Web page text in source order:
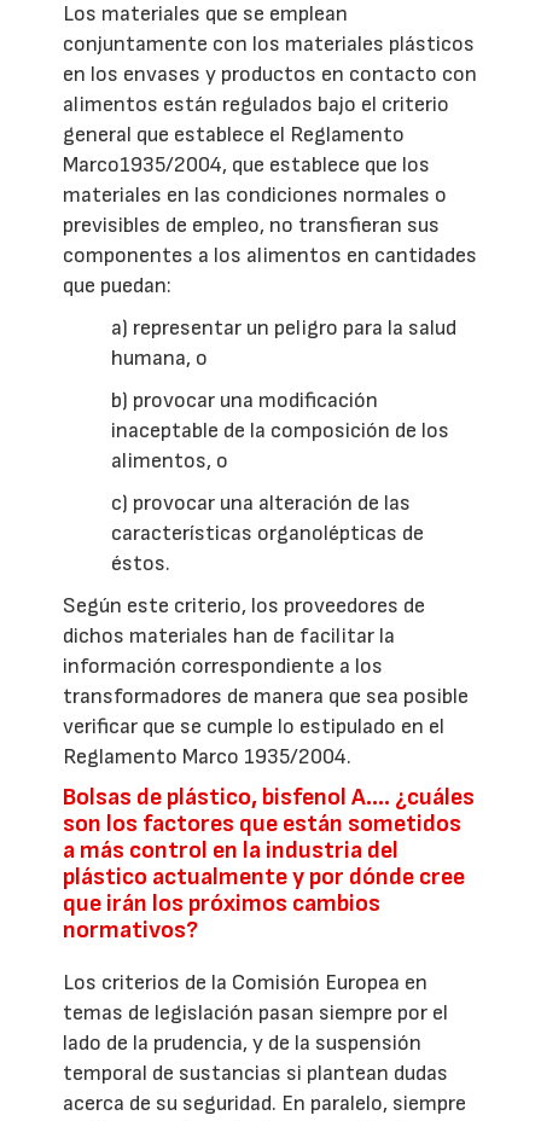
Los materiales que se emplean
conjuntamente con los materiales plásticos
en los envases y productos en contacto con
alimentos están regulados bajo el criterio
general que establece el Reglamento
Marco1935/2004, que establece que los
materiales en las condiciones normales o
previsibles de empleo, no transfieran sus
componentes a los alimentos en cantidades
que puedan:
a) representar un peligro para la salud
humana, o
b) provocar una modificación
inaceptable de la composición de los
alimentos, o
c) provocar una alteración de las
características organolépticas de
éstos.
Según este criterio, los proveedores de
dichos materiales han de facilitar la
información correspondiente a los
transformadores de manera que sea posible
verificar que se cumple lo estipulado en el
Reglamento Marco 1935/2004.
Bolsas de plástico, bisfenol A…. ¿cuáles
son los factores que están sometidos
a más control en la industria del
plástico actualmente y por dónde cree
que irán los próximos cambios
normativos?
Los criterios de la Comisión Europea en
temas de legislación pasan siempre por el
lado de la prudencia, y de la suspensión
temporal de sustancias si plantean dudas
acerca de su seguridad. En paralelo, siempre